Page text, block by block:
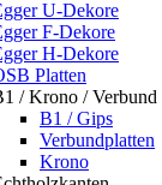
U-Dekore
F-Dekore
H-Dekore
Platten
/ Krono / Verbund
B1 / Gips
Verbundplatten
Krono